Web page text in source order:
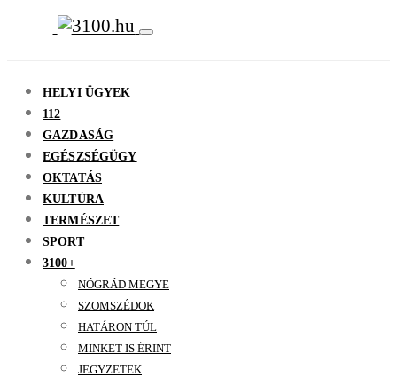
HELYI ÜGYEK
112
GAZDASÁG
EGÉSZSÉGÜGY
OKTATÁS
KULTÚRA
TERMÉSZET
SPORT
3100+
NÓGRÁD MEGYE
SZOMSZÉDOK
HATÁRON TÚL
MINKET IS ÉRINT
JEGYZETEK